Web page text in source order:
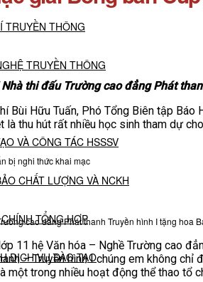
TRUYỀN THÔNG
TRUYỀN THÔNG
VÀ CÔNG TÁC HSSSV
CHẤT LƯỢNG VÀ NCKH
TỔNG HỢP
DỊCH VỤ ĐÀO TẠO
thi đấu Trường cao đẳng Phát
Bùi Hữu Tuấn, Phó Tổng Biên tập
thu hút rất nhiều học sinh tham dự
bị nghi thức khai mạc
cao đẳng Phát thanh Truyền hình I tặng hoa
11 hệ Văn hóa – Nghề Trường cao
– Truyền hình I chúng em không
một trong nhiều hoạt động thể thao